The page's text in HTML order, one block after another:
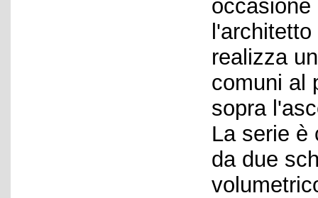
occasione
realizza
comuni al
sopra
La serie è
da due